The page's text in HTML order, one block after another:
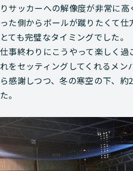
りサッカーへの解像度が非常に
った側からボールが蹴りたくて仕
とても完璧なタイミングでした。
仕事終わりにこうやって楽しく過
れをセッティングしてくれるメン
ら感謝しつつ、冬の寒空の下、約
た。